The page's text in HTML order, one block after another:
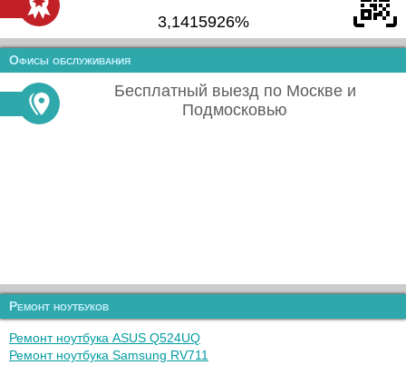
3,1415926%
Офисы обслуживания
Бесплатный выезд по Москве и
Подмосковью
Ремонт ноутбуков
Ремонт ноутбука ASUS Q524UQ
Ремонт ноутбука Samsung RV711